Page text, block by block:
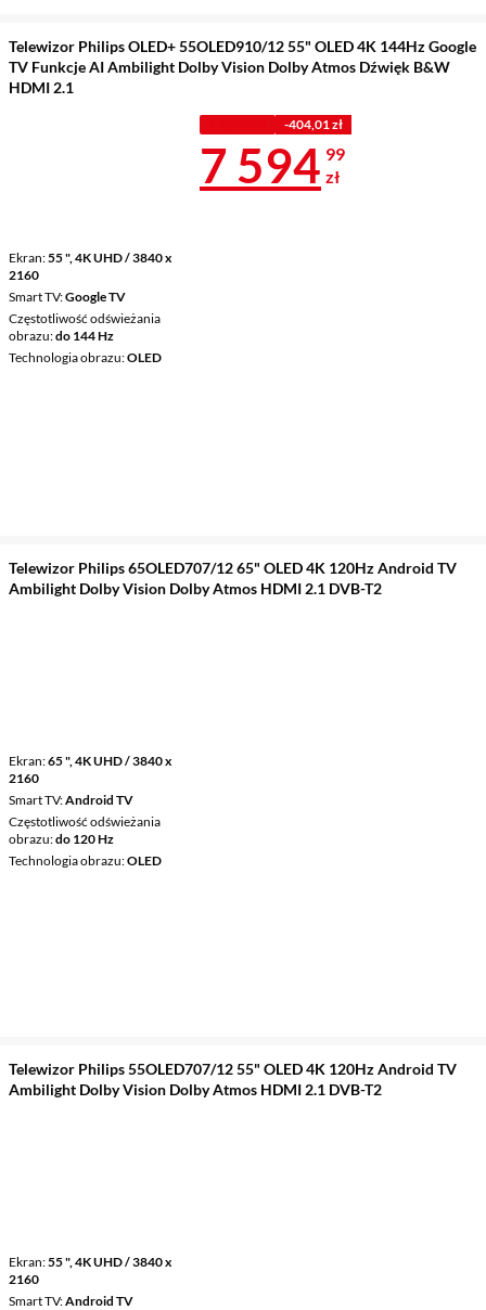
Telewizor Philips OLED+ 55OLED910/12 55" OLED 4K 144Hz Google
TV Funkcje AI Ambilight Dolby Vision Dolby Atmos Dźwięk B&W
HDMI 2.1
Ekran 55 ", 4K UHD / 3840 x
2160
Smart TV Google TV
Częstotliwość odświeżania
obrazu do 144 Hz
Technologia obrazu OLED
-404,01 zł
Cena 7
7 594 99
zł
Telewizor Philips 65OLED707/12 65" OLED 4K 120Hz Android TV
Ambilight Dolby Vision Dolby Atmos HDMI 2.1 DVB-T2
Ekran 65 ", 4K UHD / 3840 x
2160
Smart TV Android TV
Częstotliwość odświeżania
obrazu do 120 Hz
Technologia obrazu OLED
Telewizor Philips 55OLED707/12 55" OLED 4K 120Hz Android TV
Ambilight Dolby Vision Dolby Atmos HDMI 2.1 DVB-T2
Ekran 55 ", 4K UHD / 3840 x
2160
Smart TV Android TV